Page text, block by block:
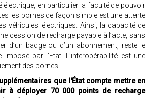
électrique, en particulier la faculté de pouvoir
les bornes de façon simple est une attente
véhicules électriques. Ainsi, la capacité de
cession de recharge payable à l’acte, sans
d’un badge ou d’un abonnement, reste le
par l’Etat. L’interopérabilité est une
des bornes.
que l'État compte mettre en
à déployer 70 000 points de recharge